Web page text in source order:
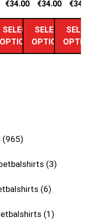
€34.00
SELECT
OPTIONS
€34.00
SELECT
OPTIONS
€34.00
SELECT
OPTIONS
965
3
6
1